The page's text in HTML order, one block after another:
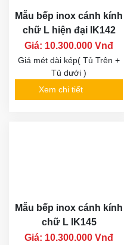
Mẫu bếp inox cánh kính
chữ L hiện đại IK142
Giá: 10.300.000 Vnđ
Giá mét dài kép( Tủ Trên +
Tủ dưới )
Xem chi tiết
Mẫu bếp inox cánh kính
chữ L IK145
Giá: 10.300.000 Vnđ